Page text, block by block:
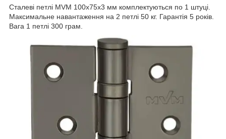
Сталеві петлі MVM 100x75x3 мм комплектуються по 1 штуці.
Максимальне навантаження на 2 петлі 50 кг. Гарантія 5 років.
Вага 1 петлі 300 грам.